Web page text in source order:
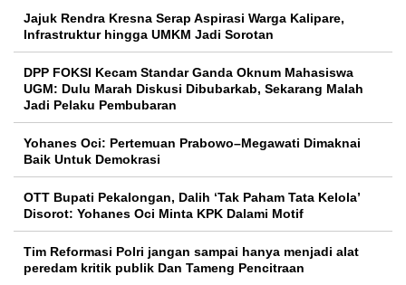
Jajuk Rendra Kresna Serap Aspirasi Warga Kalipare,
Infrastruktur hingga UMKM Jadi Sorotan
DPP FOKSI Kecam Standar Ganda Oknum Mahasiswa
UGM: Dulu Marah Diskusi Dibubarkab, Sekarang Malah
Jadi Pelaku Pembubaran
Yohanes Oci: Pertemuan Prabowo–Megawati Dimaknai
Baik Untuk Demokrasi
OTT Bupati Pekalongan, Dalih ‘Tak Paham Tata Kelola’
Disorot: Yohanes Oci Minta KPK Dalami Motif
Tim Reformasi Polri jangan sampai hanya menjadi alat
peredam kritik publik Dan Tameng Pencitraan